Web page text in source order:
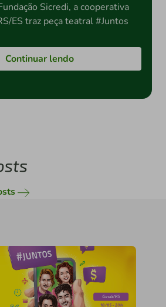
Sicredi, a cooperativa
ES traz peça teatral #Juntos
Continuar lendo